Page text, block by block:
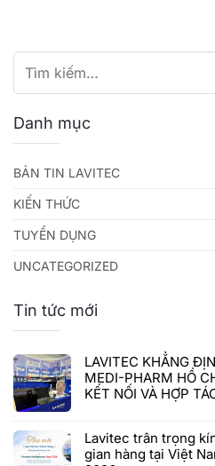
Danh mục
BẢN TIN LAVITEC
KIẾN THỨC
TUYỂN DỤNG
UNCATEGORIZED
Tin tức mới
LAVITEC KHẲNG
MEDI-PHARM HỒ
KẾT NỐI VÀ HỢP
Lavitec trân trọng
gian hàng tại Việt